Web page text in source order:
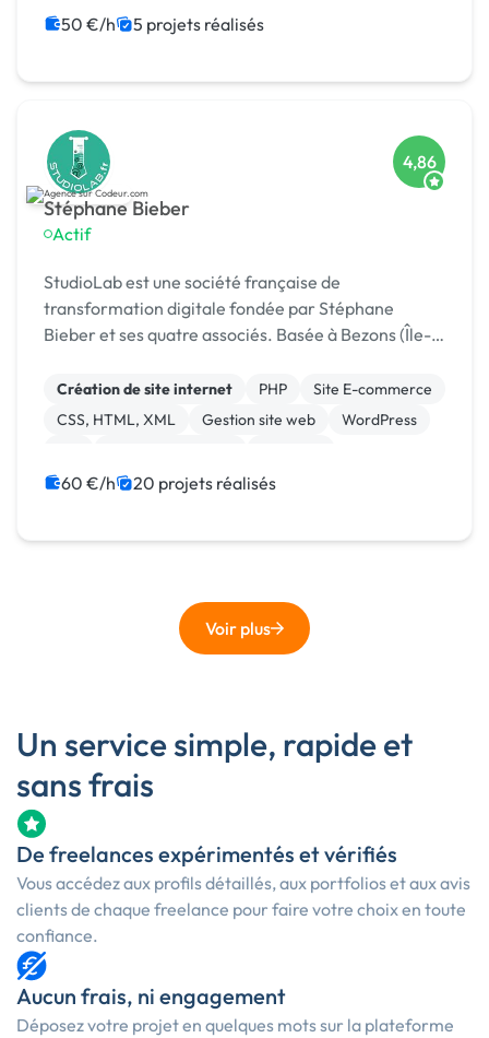
Gestion site web
Landing page
50 €/h 5 projets réalisés
Stéphane Bieber
Actif
4,86
StudioLab est une société française de
transformation digitale fondée par Stéphane
Bieber et ses quatre associés. Basée à Bezons (Île-
ans les entrepr
Création de site internet PHP
Site E-commerce
CSS, HTML, XML
Gestion site web
WordPress
WooCommerce
60 €/h 20 projets réalisés
Voir plus
Un service simple, rapide et
sans frais
De freelances expérimentés et vérifiés
Vous accédez aux profils détaillés, aux portfolios et aux avis
clients de chaque freelance pour faire votre choix en toute
confiance.
Aucun frais, ni engagement
Déposez votre projet en quelques mots sur la plateforme